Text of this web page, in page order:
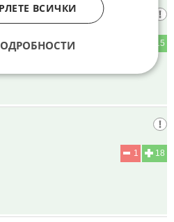
15
само ..ра
18
1
ВСИЧКИ